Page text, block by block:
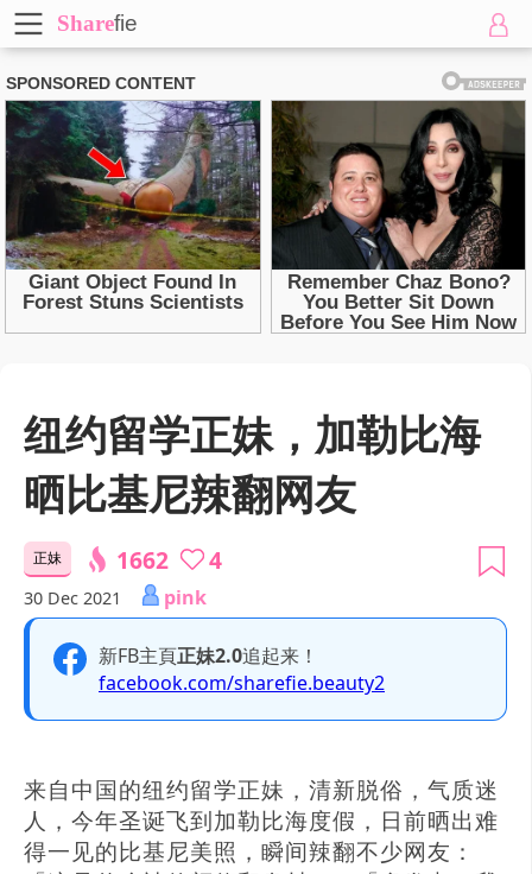
Sharefie
纽约留学正妹，加勒比海
晒比基尼辣翻网友
正妹 1662 4
30 Dec 2021 pink
新FB主頁正妹2.0追起来！
facebook.com/sharefie.beauty2
来自中国的纽约留学正妹，清新脱俗，气质迷
人，今年圣诞飞到加勒比海度假，日前晒出难
得一见的比基尼美照，瞬间辣翻不少网友：